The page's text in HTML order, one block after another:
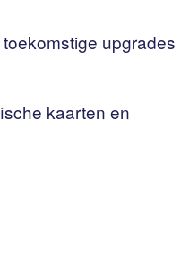
upgrades
kaarten en